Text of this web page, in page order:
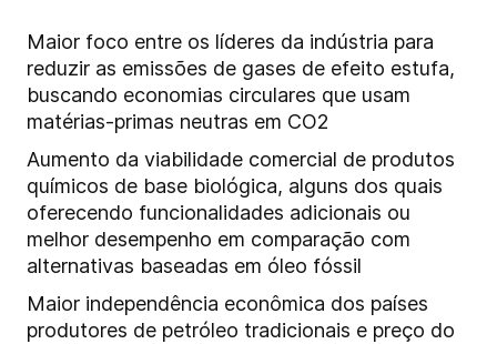
Maior foco entre os líderes da indústria para
reduzir as emissões de gases de efeito estufa,
buscando economias circulares que usam
matérias-primas neutras em CO2
Aumento da viabilidade comercial de produtos
químicos de base biológica, alguns dos quais
oferecendo funcionalidades adicionais ou
melhor desempenho em comparação com
alternativas baseadas em óleo fóssil
Maior independência econômica dos países
produtores de petróleo tradicionais e preço do